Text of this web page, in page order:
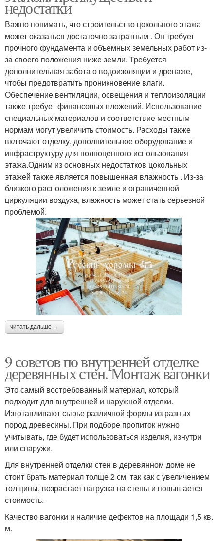
недостатки
Важно понимать, что строительство цокольного этажа
может оказаться достаточно затратным . Он требует
прочного фундамента и объемных земельных работ из-
за своего положения ниже земли. Требуется
дополнительная забота о водоизоляции и дренаже,
чтобы предотвратить проникновение влаги.
Обеспечение вентиляции, освещения и теплоизоляции
также требует финансовых вложений. Использование
специальных материалов и соответствие местным
нормам могут увеличить стоимость. Расходы также
включают отделку, дополнительное оборудование и
инфраструктуру для полноценного использования
этажа.Одним из основных недостатков цокольных
этажей также является повышенная влажность . Из-за
близкого расположения к земле и ограниченной
циркуляции воздуха, влажность может стать серьезной
проблемой.
читать дальше →
9 советов по внутренней отделке
деревянных стен. Монтаж вагонки
Это самый востребованный материал, который
подходит для внутренней и наружной отделки.
Изготавливают сырье различной формы из разных
пород древесины. При подборе пропиток нужно
учитывать, где будет использоваться изделия, изнутри
или снаружи.
Для внутренней отделки стен в деревянном доме не
стоит брать материал толще 2 см, так как с увеличением
толщины, возрастает нагрузка на стены и повышается
стоимость.
Качество вагонки и наличие дефектов на площади 1,5 кв.
м.